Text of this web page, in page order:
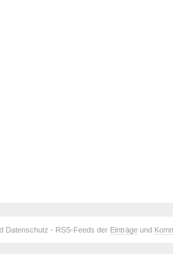
Datenschutz - RSS-Feeds der Einträge und